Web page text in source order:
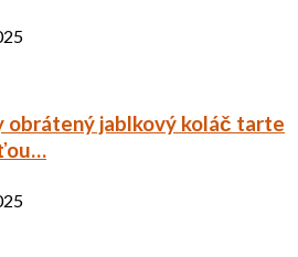
obrátený jablkový koláč tarte